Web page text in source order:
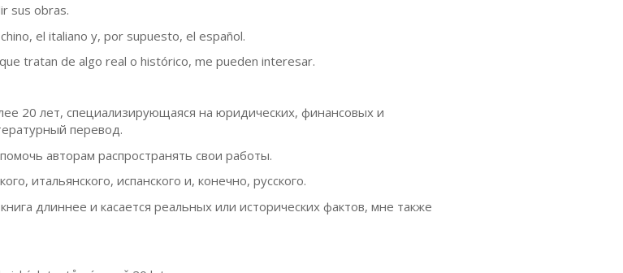
sus obras.
el italiano y, por supuesto, el español.
tratan de algo real o histórico, me pueden interesar.
20 лет, специализирующаяся на юридических, финансовых и
перевод.
авторам распространять свои работы.
итальянского, испанского и, конечно, русского.
длиннее и касается реальных или исторических фактов, мне также